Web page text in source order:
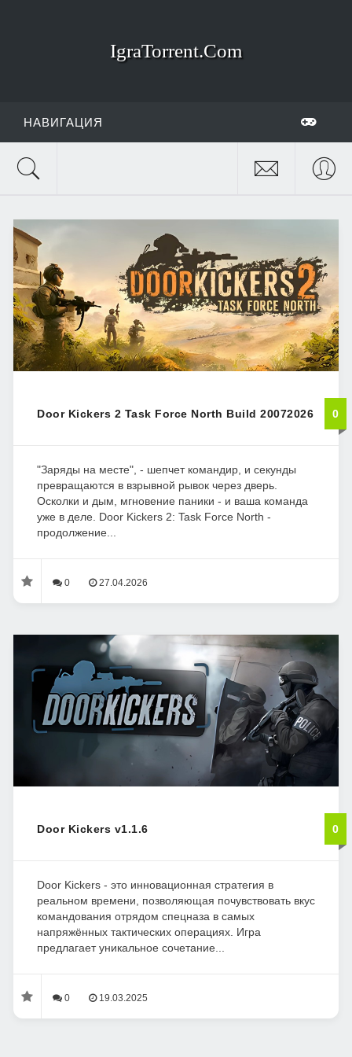
IgraTorrent.Com
НАВИГАЦИЯ
Door Kickers 2 Task Force North Build 20072026 0
"Заряды на месте", - шепчет командир, и секунды
превращаются в взрывной рывок через дверь.
Осколки и дым, мгновение паники - и ваша команда
уже в деле. Door Kickers 2: Task Force North -
продолжение...
0 27.04.2026
Door Kickers v1.1.6 0
Door Kickers - это инновационная стратегия в
реальном времени, позволяющая почувствовать вкус
командования отрядом спецназа в самых
напряжённых тактических операциях. Игра
предлагает уникальное сочетание...
0 19.03.2025